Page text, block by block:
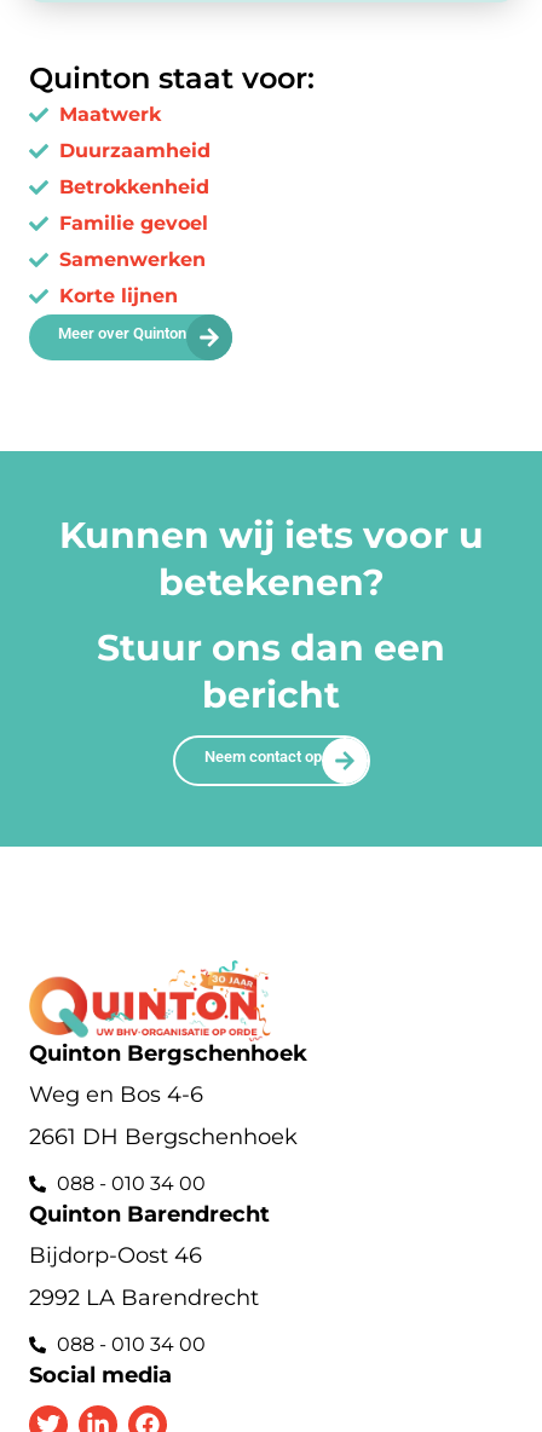
Quinton staat voor:
Maatwerk
Duurzaamheid
Betrokkenheid
Familie gevoel
Samenwerken
Korte lijnen
Meer over Quinton
Kunnen wij iets voor u
betekenen?
Stuur ons dan een
bericht
Neem contact op
Quinton Bergschenhoek
Weg en Bos 4-6
2661 DH Bergschenhoek
088 - 010 34 00
Quinton Barendrecht
Bijdorp-Oost 46
2992 LA Barendrecht
088 - 010 34 00
Social media